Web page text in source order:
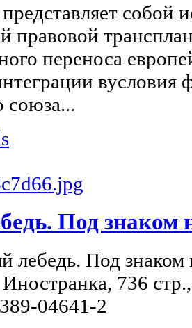
собой
правовой
переноса
вусловия
союза...
Под знаком
лебедь. Под знаком
Иностранка, 736
04641-2